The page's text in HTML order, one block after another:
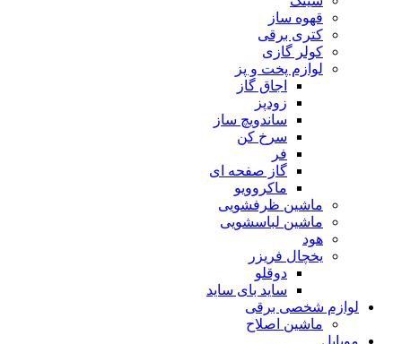
قهوه ساز
کتری برقی
کولر گازی
لوازم پخت و پز
اجاق گاز
زودپز
ساندویچ ساز
سرخ کن
فر
گاز صفحه ای
ماکروویو
ماشین ظرفشویی
ماشین لباسشویی
هود
یخچال فریزر
دوقلو
ساید بای ساید
لوازم شخصی برقی
ماشین اصلاح
موبایل